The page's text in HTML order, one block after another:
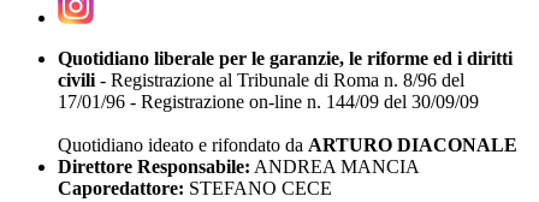
Quotidiano liberale per le garanzie, le riforme ed i diritti
civili - Registrazione al Tribunale di Roma n. 8/96 del
17/01/96 - Registrazione on-line n. 144/09 del 30/09/09
Quotidiano ideato e rifondato da ARTURO DIACONALE
Direttore Responsabile: ANDREA MANCIA
Caporedattore: STEFANO CECE